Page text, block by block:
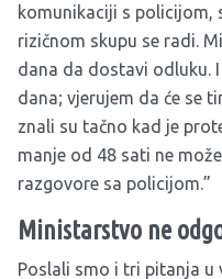
komunikaciji s policijom,
rizičnom skupu se radi.
dana da dostavi odluku.
dana; vjerujem da će se
znali su tačno kad je
manje od 48 sati ne
razgovore sa policijom.”
Ministarstvo ne
Poslali smo i tri pitanja u